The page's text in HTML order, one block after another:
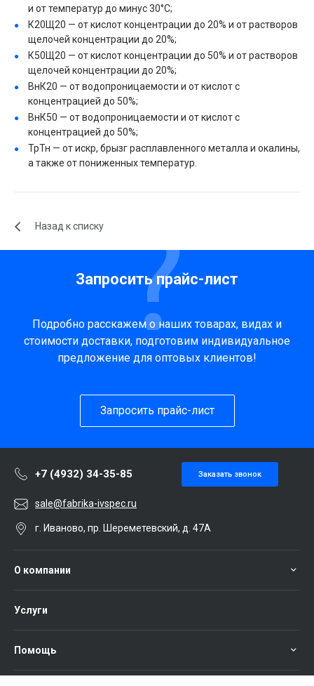
и от температур до минус 30°С;
К20Щ20 — от кислот концентрации до 20% и от растворов
щелочей концентрации до 20%;
К50Щ20 — от кислот концентрации до 50% и от растворов
щелочей концентрации до 20%;
ВнК20 — от водопроницаемости и от кислот с
концентрацией до 50%;
ВнК50 — от водопроницаемости и от кислот с
концентрацией до 50%;
ТрТн — от искр, брызг расплавленного металла и окалины,
а также от пониженных температур.
Назад к списку
Запросить прайс-лист
Подробно расскажем о наших товарах, видах и
стоимости доставки, подготовим индивидуальное
предложение для оптовых клиентов!
Запросить прайс-лист
+7 (4932) 34-35-85 Заказать звонок
sale@fabrika-ivspec.ru
г. Иваново, пр. Шереметевский, д. 47А
О компании
Услуги
Помощь